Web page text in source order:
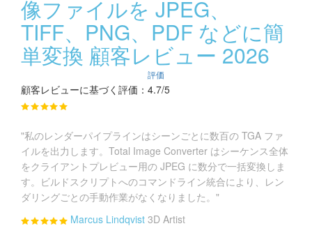
像ファイルを JPEG、
TIFF、PNG、PDF などに簡
単変換 顧客レビュー 2026
評価
顧客レビューに基づく評価：4.7/5
"私のレンダーパイプラインはシーンごとに数百の TGA ファ
イルを出力します。Total Image Converter はシーケンス全体
をクライアントプレビュー用の JPEG に数分で一括変換しま
す。ビルドスクリプトへのコマンドライン統合により、レン
ダリングごとの手動作業がなくなりました。"
Marcus Lindqvist 3D Artist